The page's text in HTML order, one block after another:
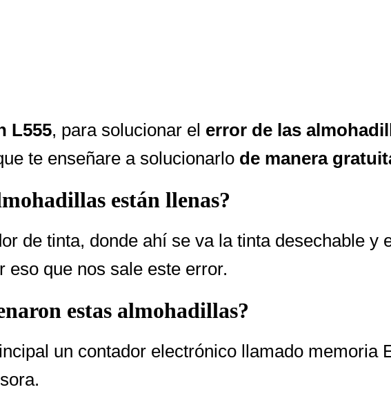
L555, para solucionar el error de las
te enseñare a solucionarlo de manera
están llenas?
de tinta, donde ahí se va la tinta desechable y
que nos sale este error.
estas almohadillas?
un contador electrónico llamado memoria